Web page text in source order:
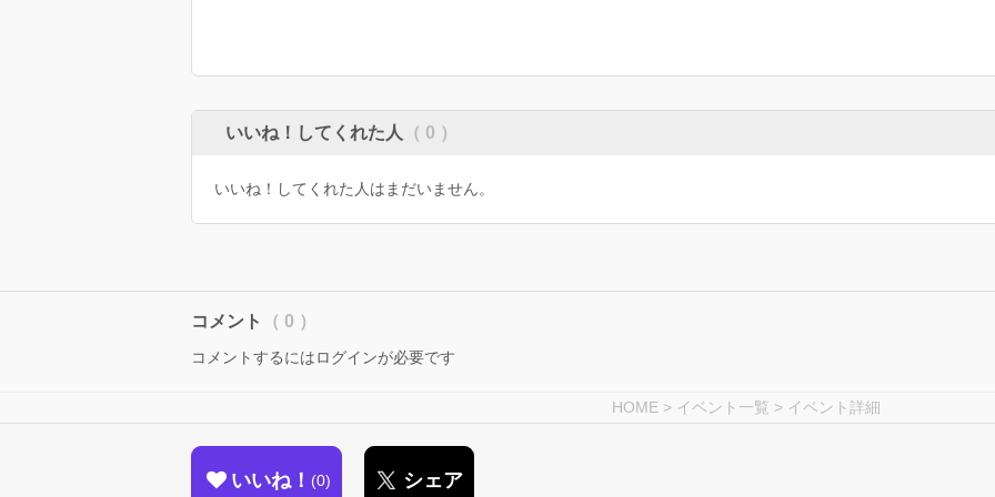
いいね！してくれた人 （ 0 ）
いいね！してくれた人はまだいません。
コメント （ 0 ）
コメントするにはログインが必要です
HOME > イベント一覧 > イベント詳細
いいね！ 0 シェア